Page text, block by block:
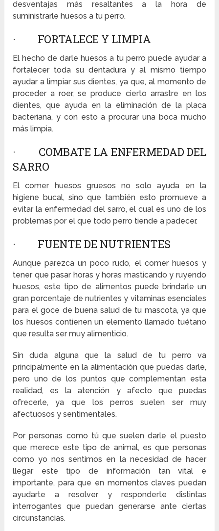
desventajas más resaltantes a la hora de
suministrarle huesos a tu perro.
· FORTALECE Y LIMPIA
El hecho de darle huesos a tu perro puede ayudar a
fortalecer toda su dentadura y al mismo tiempo
ayudar a limpiar sus dientes, ya que, al momento de
proceder a roer, se produce cierto arrastre en los
dientes, que ayuda en la eliminación de la placa
bacteriana, y con esto a procurar una boca mucho
más limpia.
· COMBATE LA ENFERMEDAD DEL
SARRO
El comer huesos gruesos no solo ayuda en la
higiene bucal, sino que también esto promueve a
evitar la enfermedad del sarro, el cual es uno de los
problemas por el que todo perro tiende a padecer.
· FUENTE DE NUTRIENTES
Aunque parezca un poco rudo, el comer huesos y
tener que pasar horas y horas masticando y ruyendo
huesos, este tipo de alimentos puede brindarle un
gran porcentaje de nutrientes y vitaminas esenciales
para el goce de buena salud de tu mascota, ya que
los huesos contienen un elemento llamado tuétano
que resulta ser muy alimenticio.
Sin duda alguna que la salud de tu perro va
principalmente en la alimentación que puedas darle,
pero uno de los puntos que complementan esta
realidad, es la atención y afecto que puedas
ofrecerle, ya que los perros suelen ser muy
afectuosos y sentimentales.
Por personas como tú que suelen darle el puesto
que merece este tipo de animal, es que personas
como yo nos sentimos en la necesidad de hacer
llegar este tipo de información tan vital e
importante, para que en momentos claves puedan
ayudarte a resolver y responderte distintas
interrogantes que puedan generarse ante ciertas
circunstancias.